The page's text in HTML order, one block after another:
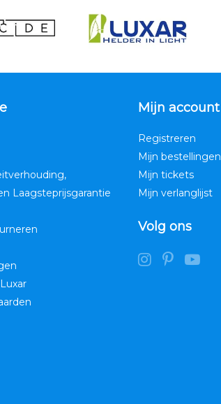
Laagsteprijsgarantie
Mijn account
Registreren
Mijn bestellingen
Mijn tickets
Mijn verlanglijst
Volg ons